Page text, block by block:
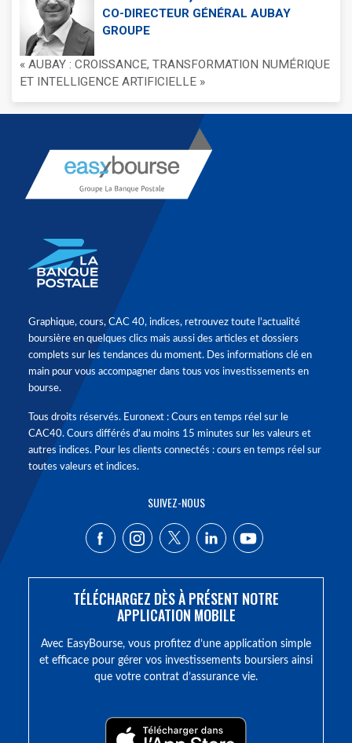
CO-DIRECTEUR GÉNÉRAL AUBAY
GROUPE
« AUBAY : CROISSANCE, TRANSFORMATION NUMÉRIQUE
ET INTELLIGENCE ARTIFICIELLE »
Graphique, cours, CAC 40, indices, retrouvez toute l'actualité
boursière en quelques clics mais aussi des articles et dossiers
complets sur les tendances du moment. Des informations clé en
main pour vous accompagner dans tous vos investissements en
bourse.
Tous droits réservés. Euronext : Cours en temps réel sur le
CAC40. Cours différés d'au moins 15 minutes sur les valeurs et
autres indices. Pour les clients connectés : cours en temps réel sur
toutes valeurs et indices.
SUIVEZ-NOUS
TÉLÉCHARGEZ DÈS À PRÉSENT NOTRE
APPLICATION MOBILE
Avec EasyBourse, vous profitez d’une application simple
et efficace pour gérer vos investissements boursiers ainsi
que votre contrat d’assurance vie.